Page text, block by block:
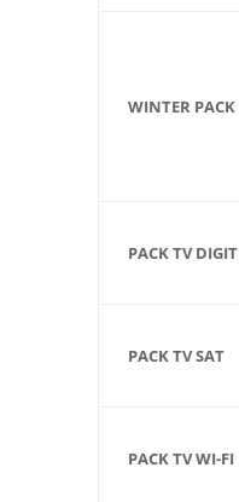
WINTER PACK
PACK TV DIGIT
PACK TV SAT
PACK TV WI-FI